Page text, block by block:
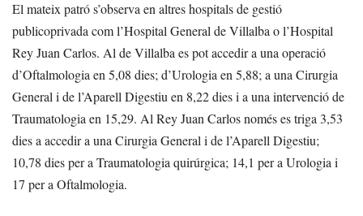
El mateix patró s’observa en altres hospitals de gestió
publicoprivada com l’Hospital General de Villalba o l’Hospital
Rey Juan Carlos. Al de Villalba es pot accedir a una operació
d’Oftalmologia en 5,08 dies; d’Urologia en 5,88; a una Cirurgia
General i de l’Aparell Digestiu en 8,22 dies i a una intervenció de
Traumatologia en 15,29. Al Rey Juan Carlos només es triga 3,53
dies a accedir a una Cirurgia General i de l’Aparell Digestiu;
10,78 dies per a Traumatologia quirúrgica; 14,1 per a Urologia i
17 per a Oftalmologia.